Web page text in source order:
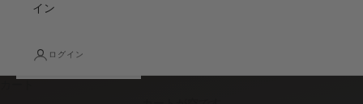
イン
ログイン